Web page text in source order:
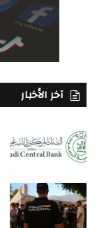
آخر الأخبار